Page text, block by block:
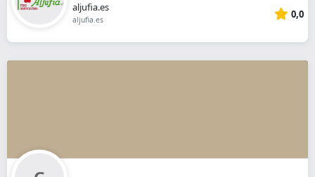
aljufia.es
aljufia.es 0,0